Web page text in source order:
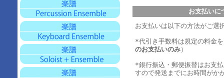
お支払いに
お支払いは以下の方法がご選
*代引き手数料は規定の料金
のお支払いのみ）
*銀行振込・郵便振替はお支
すので発送までにお時間がか